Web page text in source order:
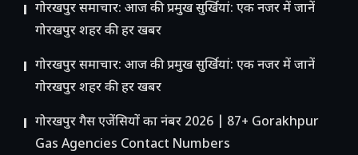
गोरखपुर समाचार: आज की प्रमुख सुर्खियां: एक नजर में जानें
गोरखपुर शहर की हर खबर
गोरखपुर समाचार: आज की प्रमुख सुर्खियां: एक नजर में जानें
गोरखपुर शहर की हर खबर
गोरखपुर गैस एजेंसियों का नंबर 2026 | 87+ Gorakhpur
Gas Agencies Contact Numbers